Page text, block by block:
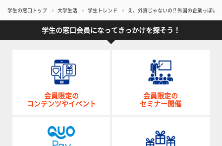
学生の窓口トップ 大学生活 学生トレンド え、外資じゃないの!? 外国の企業っぽい
学生の窓口会員になってきっかけを探そう！
会員限定の
コンテンツやイベント
会員限定の
セミナー開催